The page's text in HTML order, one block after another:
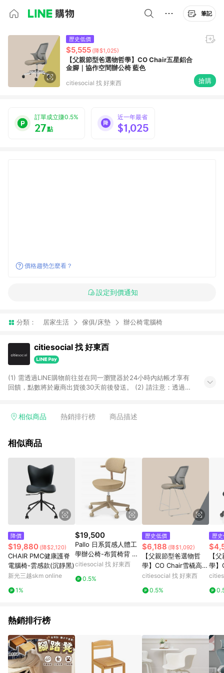
筆記
歷史低價
$5,555 (降$1,025)
【父親節型爸選物哲學】CO Chair五星鋁合
金腳｜協作空間辦公椅 藍色
citiesocial 找 好東西 搶購
訂單成立賺0.5%
27點
近一年最省
$1,025
價格趨勢怎麼看？
設定到價通知
分類： 居家生活 傢俱/床墊 辦公椅電腦椅
citiesocial 找 好東西
(1) 需透過LINE購物前往並在同一瀏覽器於24小時內結帳才享有
回饋，點數將於廠商出貨後30天前後發送。 (2) 請注意：透過
相似商品 熱銷排行榜 商品描述
相似商品
降價
$19,880 (降$2,120)
CHAIR PMC健康護脊
電腦椅-雲感款(沉靜黑)
新光三越skm online
1%
$19,500
Pallo 日系質感人體工
學辦公椅-布質椅背 檸
檬黃
citiesocial 找 好東西
0.5%
歷史低價
$6,188 (降$1,092)
【父親節型爸選物哲
學】CO Chair雪橇高腳
｜協作空間辦公椅 綠色
citiesocial 找 好東西
0.5%
歷
【
學】
腳｜
熱銷排行榜